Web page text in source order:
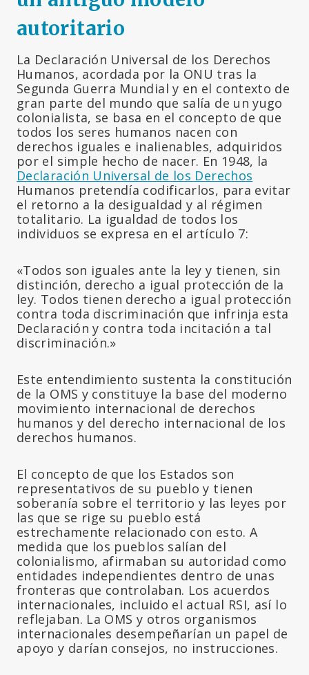
autoritario
La Declaración Universal de los Derechos
Humanos, acordada por la ONU tras la
Segunda Guerra Mundial y en el contexto de
gran parte del mundo que salía de un yugo
colonialista, se basa en el concepto de que
todos los seres humanos nacen con
derechos iguales e inalienables, adquiridos
por el simple hecho de nacer. En 1948, la
Declaración Universal de los Derechos
Humanos pretendía codificarlos, para evitar
el retorno a la desigualdad y al régimen
totalitario. La igualdad de todos los
individuos se expresa en el artículo 7:
«Todos son iguales ante la ley y tienen, sin
distinción, derecho a igual protección de la
ley. Todos tienen derecho a igual protección
contra toda discriminación que infrinja esta
Declaración y contra toda incitación a tal
discriminación.»
Este entendimiento sustenta la constitución
de la OMS y constituye la base del moderno
movimiento internacional de derechos
humanos y del derecho internacional de los
derechos humanos.
El concepto de que los Estados son
representativos de su pueblo y tienen
soberanía sobre el territorio y las leyes por
las que se rige su pueblo está
estrechamente relacionado con esto. A
medida que los pueblos salían del
colonialismo, afirmaban su autoridad como
entidades independientes dentro de unas
fronteras que controlaban. Los acuerdos
internacionales, incluido el actual RSI, así lo
reflejaban. La OMS y otros organismos
internacionales desempeñarían un papel de
apoyo y darían consejos, no instrucciones.